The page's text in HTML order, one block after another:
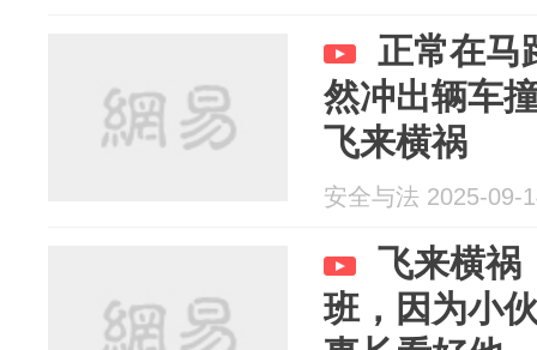
正常在马
然冲出辆车
飞来横祸
安全与法 2025-09-
飞来横祸
班，因为小